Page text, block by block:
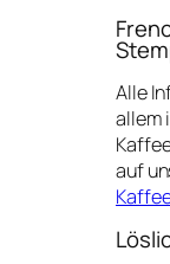
Alle
allem
auf